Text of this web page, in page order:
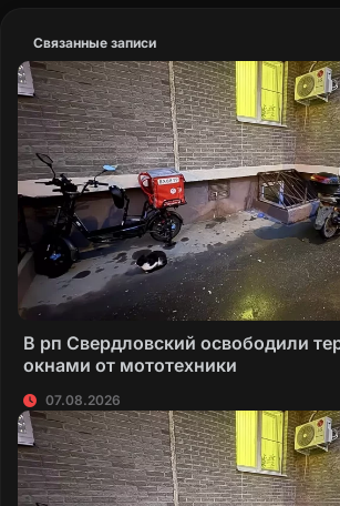
Связанные записи
В рп Свердловский освободили
окнами от мототехники
07.08.2026